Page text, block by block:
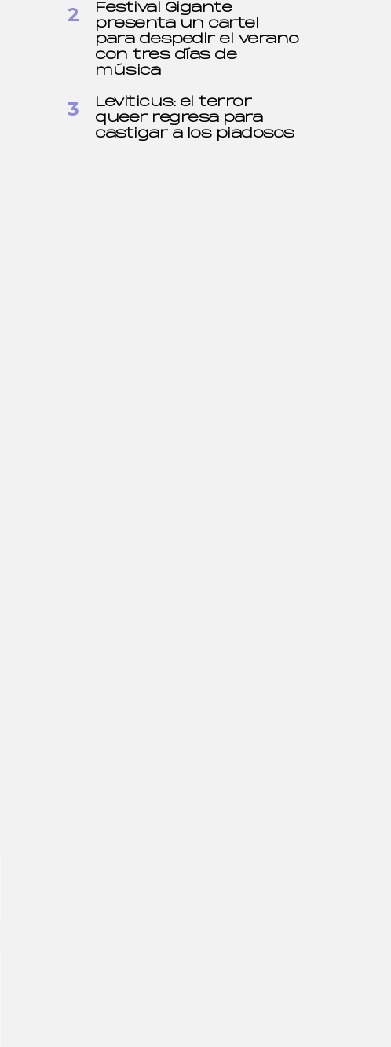
Festival Gigante
presenta un cartel
para despedir el verano
con tres días de
música
Leviticus: el terror
queer regresa para
castigar a los piadosos